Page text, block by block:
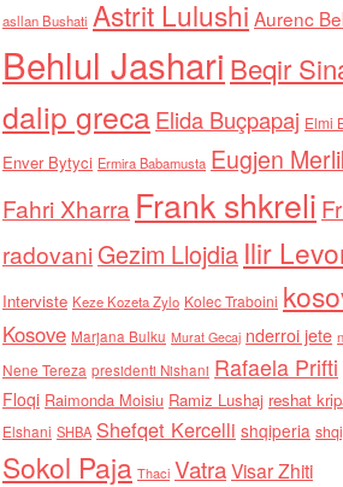
asllan Bushati Astrit Lulushi Aurenc
Behlul Jashari Beqir
dalip grecaElida Buçpapaj Elmi
Enver Bytyci Ermira Babamusta Eugjen
Fahri Xharra Frank shkreli
radovaniGezim Llojdia Ilir
Interviste Keze Kozeta Zylo Kolec Traboini
Kosove Marjana Bulku Murat Gecaj nderroi jete
Nene Tereza presidenti Nishani Rafaela Prifti
Floqi Raimonda Moisiu Ramiz Lushaj reshat
Elshani SHBA Shefqet Kercelli shqiperia
Sokol Paja Thaci VatraVisar Zhiti